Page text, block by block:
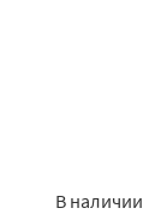
В наличии